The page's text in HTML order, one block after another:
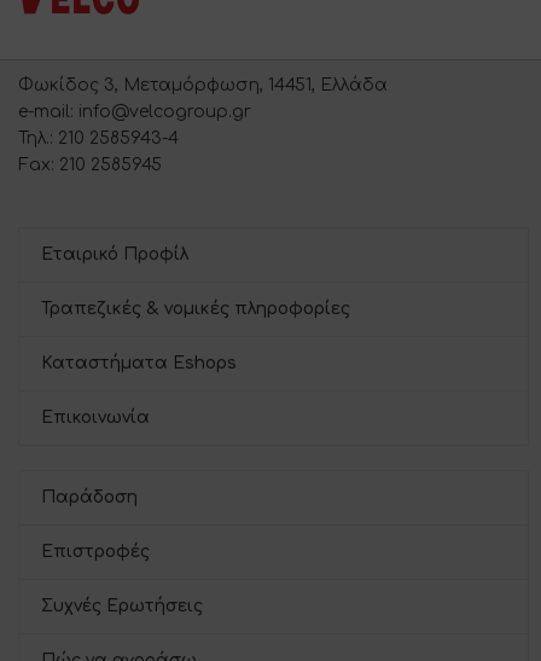
Φωκίδος 3, Μεταμόρφωση, 14451, Ελλάδα
e-mail: info@velcogroup.gr
Τηλ.: 210 2585943-4
Fax: 210 2585945
Εταιρικό Προφίλ
Τραπεζικές & νομικές πληροφορίες
Καταστήματα Eshops
Επικοινωνία
Παράδοση
Επιστροφές
Συχνές Ερωτήσεις